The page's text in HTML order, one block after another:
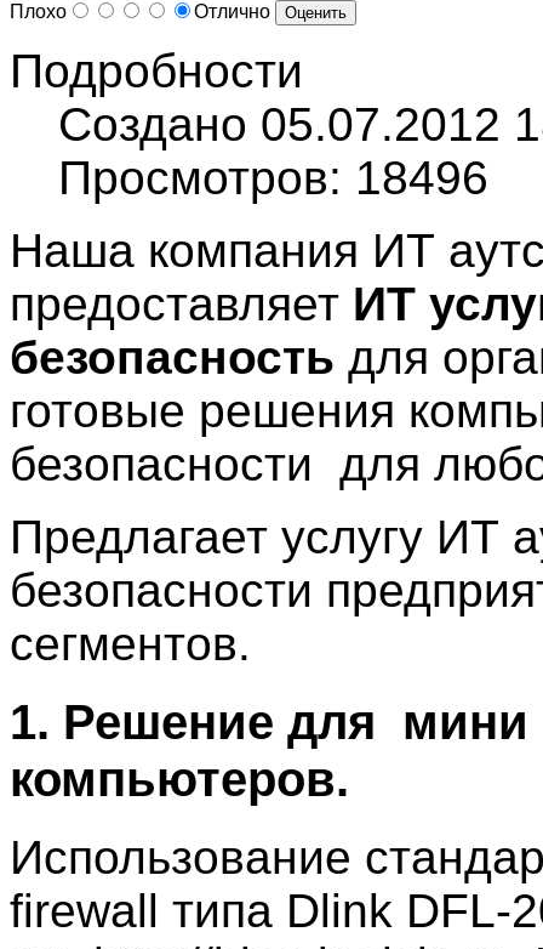
Плохо Отлично
Подробности
Создано 05.07.2012
Просмотров: 18496
Наша компания ИТ
предоставляет ИТ
безопасность для
готовые решения
безопасности для
Предлагает услугу ИТ
безопасности
сегментов.
1. Решение для мини
компьютеров.
Использование
firewall типа Dlink DFL-